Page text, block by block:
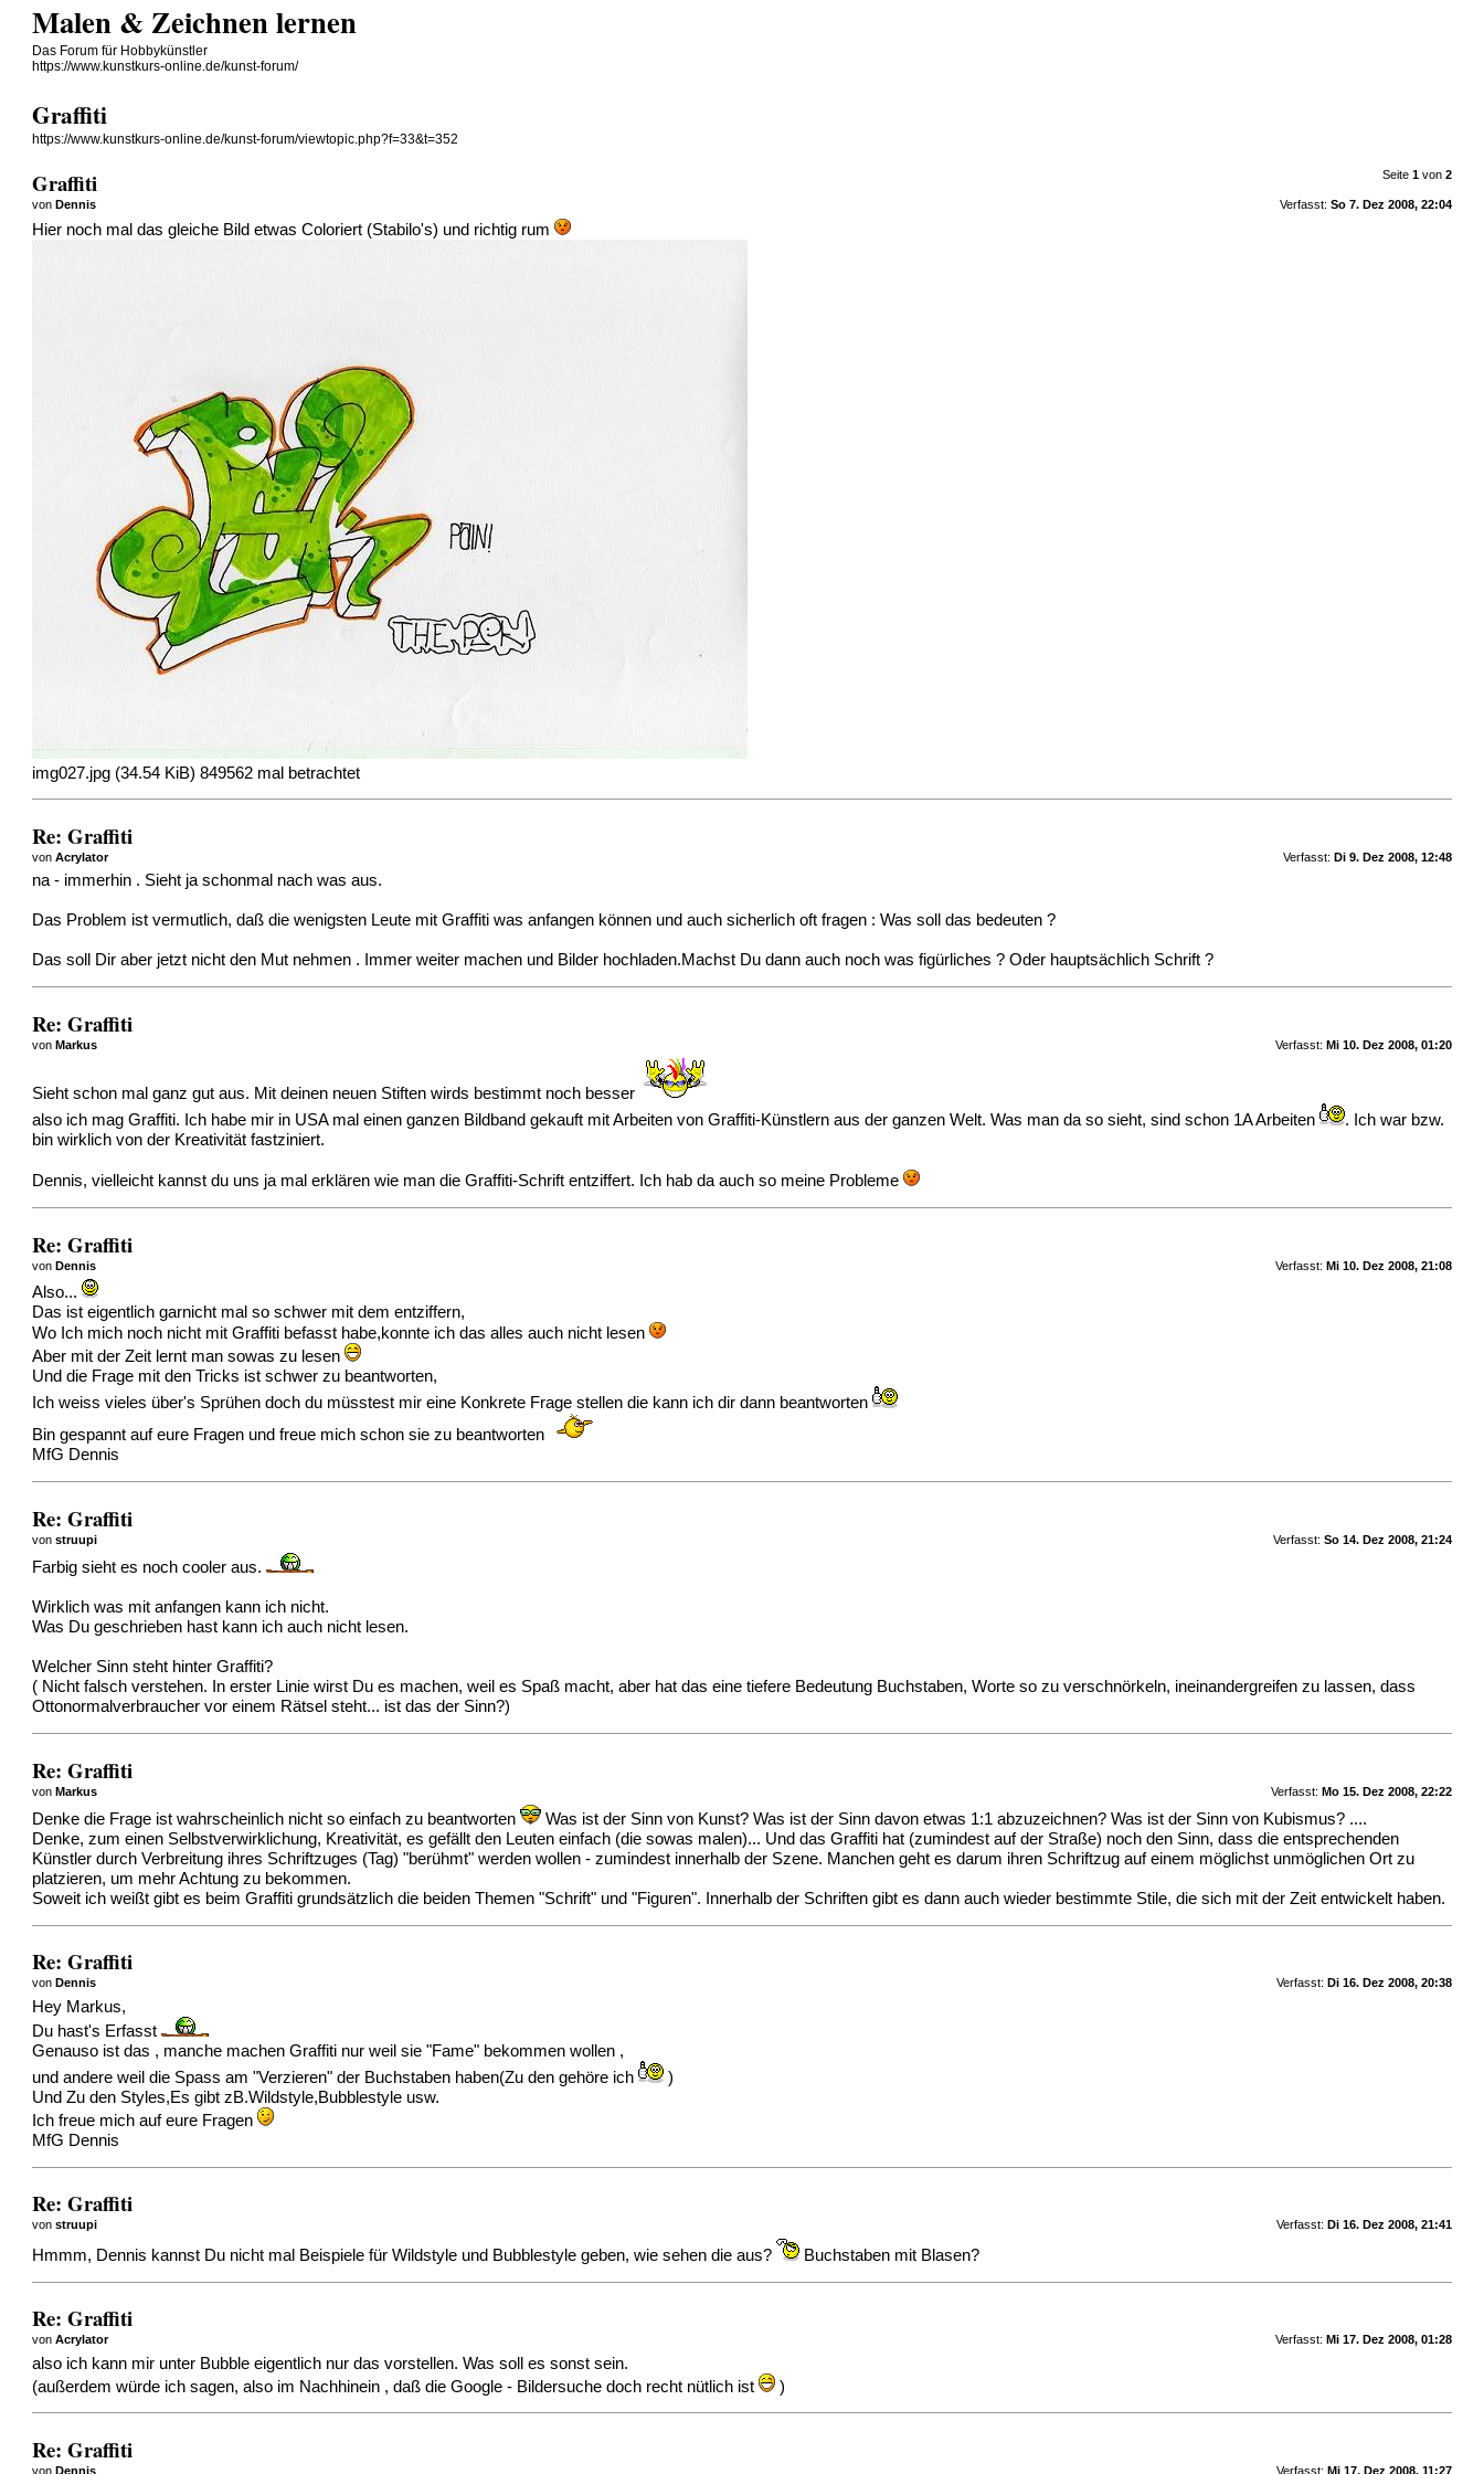
Malen & Zeichnen lernen
Das Forum für Hobbykünstler
https://www.kunstkurs-online.de/kunst-forum/
Graffiti
https://www.kunstkurs-online.de/kunst-forum/viewtopic.php?f=33&t=352
Seite 1von 2
Graffiti
Verfasst: So 7. Dez 2008, 22:04
vonDennis
Hier noch mal das gleiche Bild etwas Coloriert (Stabilo's) und richtig rum
img027.jpg (34.54 KiB) 849562 mal betrachtet
Re: Graffiti
Verfasst: Di 9. Dez 2008, 12:48
vonAcrylator
na - immerhin . Sieht ja schonmal nach was aus.
Das Problem ist vermutlich, daß die wenigsten Leute mit Graffiti was anfangen können und auch sicherlich oft fragen : Was soll das bedeuten ?
Das soll Dir aber jetzt nicht den Mut nehmen . Immer weiter machen und Bilder hochladen.Machst Du dann auch noch was figürliches ? Oder hauptsächlich Schrift ?
Re: Graffiti
Verfasst: Mi 10. Dez 2008, 01:20
vonMarkus
Sieht schon mal ganz gut aus. Mit deinen neuen Stiften wirds bestimmt noch besser
also ich mag Graffiti. Ich habe mir in USA mal einen ganzen Bildband gekauft mit Arbeiten von Graffiti-Künstlern aus der ganzen Welt. Was man da so sieht, sind schon 1A Arbeiten
. Ich war bzw.
bin wirklich von der Kreativität fastziniert.
Dennis, vielleicht kannst du uns ja mal erklären wie man die Graffiti-Schrift entziffert. Ich hab da auch so meine Probleme
Re: Graffiti
Verfasst: Mi 10. Dez 2008, 21:08
vonDennis
Also...
Das ist eigentlich garnicht mal so schwer mit dem entziffern,
Wo Ich mich noch nicht mit Graffiti befasst habe,konnte ich das alles auch nicht lesen
Aber mit der Zeit lernt man sowas zu lesen
Und die Frage mit den Tricks ist schwer zu beantworten,
Ich weiss vieles über's Sprühen doch du müsstest mir eine Konkrete Frage stellen die kann ich dir dann beantworten
Bin gespannt auf eure Fragen und freue mich schon sie zu beantworten
MfG Dennis
Re: Graffiti
Verfasst: So 14. Dez 2008, 21:24
vonstruupi
Farbig sieht es noch cooler aus.
Wirklich was mit anfangen kann ich nicht.
Was Du geschrieben hast kann ich auch nicht lesen.
Welcher Sinn steht hinter Graffiti?
( Nicht falsch verstehen. In erster Linie wirst Du es machen, weil es Spaß macht, aber hat das eine tiefere Bedeutung Buchstaben, Worte so zu verschnörkeln, ineinandergreifen zu lassen, dass
Ottonormalverbraucher vor einem Rätsel steht... ist das der Sinn?)
Re: Graffiti
Verfasst: Mo 15. Dez 2008, 22:22
vonMarkus
Denke die Frage ist wahrscheinlich nicht so einfach zu beantworten
Was ist der Sinn von Kunst? Was ist der Sinn davon etwas 1:1 abzuzeichnen? Was ist der Sinn von Kubismus? ....
Denke, zum einen Selbstverwirklichung, Kreativität, es gefällt den Leuten einfach (die sowas malen)... Und das Graffiti hat (zumindest auf der Straße) noch den Sinn, dass die entsprechenden
Künstler durch Verbreitung ihres Schriftzuges (Tag) "berühmt" werden wollen - zumindest innerhalb der Szene. Manchen geht es darum ihren Schriftzug auf einem möglichst unmöglichen Ort zu
platzieren, um mehr Achtung zu bekommen.
Soweit ich weißt gibt es beim Graffiti grundsätzlich die beiden Themen "Schrift" und "Figuren". Innerhalb der Schriften gibt es dann auch wieder bestimmte Stile, die sich mit der Zeit entwickelt haben.
Re: Graffiti
Verfasst: Di 16. Dez 2008, 20:38
von Dennis
Hey Markus,
Du hast's Erfasst
Genauso ist das , manche machen Graffiti nur weil sie "Fame" bekommen wollen ,
und andere weil die Spass am "Verzieren" der Buchstaben haben(Zu den gehöre ich
)
Und Zu den Styles,Es gibt zB.Wildstyle,Bubblestyle usw.
Ich freue mich auf eure Fragen
MfG Dennis
Re: Graffiti
Verfasst: Di 16. Dez 2008, 21:41
vonstruupi
Hmmm, Dennis kannst Du nicht mal Beispiele für Wildstyle und Bubblestyle geben, wie sehen die aus? Buchstaben mit Blasen?
Re: Graffiti
Verfasst: Mi 17. Dez 2008, 01:28
vonAcrylator
also ich kann mir unter Bubble eigentlich nur das vorstellen. Was soll es sonst sein.
(außerdem würde ich sagen, also im Nachhinein , daß die Google - Bildersuche doch recht nütlich ist
)
Re: Graffiti
Verfasst: Mi 17. Dez 2008, 11:27
vonDennis